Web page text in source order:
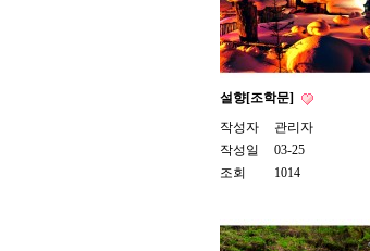
설향[조학문]
작성자
관리자
작성일
03-25
조회
1014